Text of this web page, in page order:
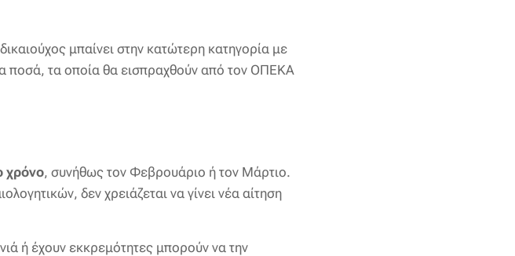
μπαίνει στην κατώτερη κατηγορία με
ποσά, τα οποία θα εισπραχθούν από τον ΟΠΕΚΑ
χρόνο, συνήθως τον Φεβρουάριο ή τον Μάρτιο.
δεν χρειάζεται να γίνει νέα αίτηση
ή έχουν εκκρεμότητες μπορούν να την